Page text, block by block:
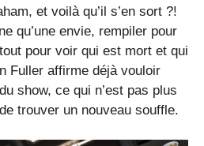
et voilà qu’il s’en sort ?!
qu’une envie, rempiler pour
pour voir qui est mort et qui
Fuller affirme déjà vouloir
show, ce qui n’est pas plus
trouver un nouveau souffle.